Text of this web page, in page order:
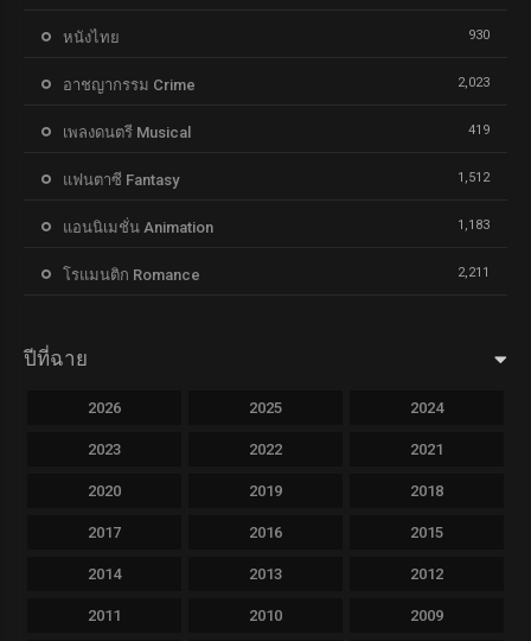
หนังไทย 930
อาชญากรรม Crime 2,023
เพลงดนตรี Musical 419
แฟนตาซี Fantasy 1,512
แอนนิเมชั่น Animation 1,183
โรแมนติก Romance 2,211
ปีที่ฉาย
2026 2025 2024
2023 2022 2021
2020 2019 2018
2017 2016 2015
2014 2013 2012
2011 2010 2009